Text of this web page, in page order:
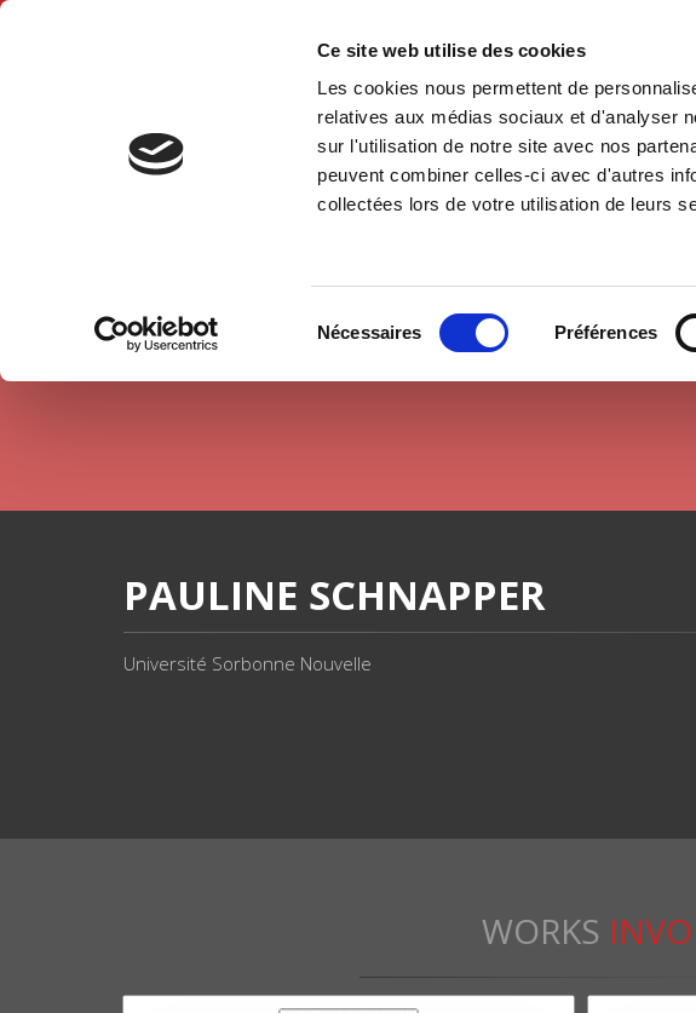
Ce site web utilise des cookies
Les cookies nous permettent de
relatives aux médias sociaux et d'analyser
sur l'utilisation de notre site avec nos
peuvent combiner celles-ci avec d'autres
collectées lors de votre utilisation de leurs
Nécessaires Préférences
Home
Home Pauline Schnapper
PAULINE SCHNAPPER
Université Sorbonne Nouvelle
WORKS